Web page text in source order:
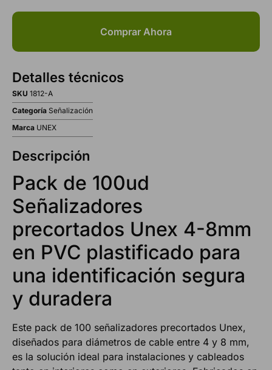
Comprar Ahora
Detalles técnicos
SKU 1812-A
Categoría Señalización
Marca UNEX
Descripción
Pack de 100ud
Señalizadores
precortados Unex 4-8mm
en PVC plastificado para
una identificación segura
y duradera
Este pack de 100 señalizadores precortados Unex,
diseñados para diámetros de cable entre 4 y 8 mm,
es la solución ideal para instalaciones y cableados